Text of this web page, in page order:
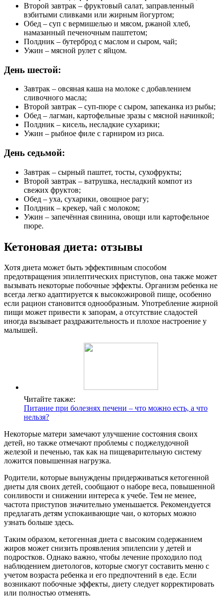
Второй завтрак – фруктовый салат, заправленный
взбитыми сливками или жирным йогуртом;
Обед – суп с вермишелью и мясом, ржаной хлеб,
намазанный печеночным паштетом;
Полдник – бутерброд с маслом и сыром, чай;
Ужин – мясной рулет с яйцом.
День шестой:
Завтрак – овсяная каша на молоке с добавлением
сливочного масла;
Второй завтрак – суп-пюре с сыром, запеканка из рыбы;
Обед – лагман, картофельные зразы с мясной начинкой;
Полдник – кисель, несладкие сухарики;
Ужин – рыбное филе с гарниром из риса.
День седьмой:
Завтрак – сырный паштет, тосты, сухофрукты;
Второй завтрак – ватрушка, несладкий компот из
свежих фруктов;
Обед – уха, сухарики, овощное рагу;
Полдник – крекер, чай с молоком;
Ужин – запечённая свинина, овощи или картофельное
пюре.
Кетоновая диета: отзывы
Хотя диета может быть эффективным способом
предотвращения эпилептических приступов, она также может
вызывать некоторые побочные эффекты. Организм ребенка не
всегда легко адаптируется к высокожировой пище, особенно
если рацион становится однообразным. Употребление жирной
пищи может привести к запорам, а отсутствие сладостей
иногда вызывает раздражительность и плохое настроение у
малышей.
Читайте также:
Питание при болезнях печени – что можно есть, а что
нельзя?
Некоторые матери замечают улучшение состояния своих
детей, но также отмечают проблемы с поджелудочной
железой и печенью, так как на пищеварительную систему
ложится повышенная нагрузка.
Родители, которые вынуждены придерживаться кетогенной
диеты для своих детей, сообщают о наборе веса, повышенной
сонливости и снижении интереса к учебе. Тем не менее,
частота приступов значительно уменьшается. Рекомендуется
предлагать детям успокаивающие чаи, о которых можно
узнать больше здесь.
Таким образом, кетогенная диета с высоким содержанием
жиров может снизить проявления эпилепсии у детей и
подростков. Однако важно, чтобы лечение проходило под
наблюдением диетологов, которые смогут составить меню с
учетом возраста ребенка и его предпочтений в еде. Если
возникают побочные эффекты, диету следует корректировать
или полностью отменять.